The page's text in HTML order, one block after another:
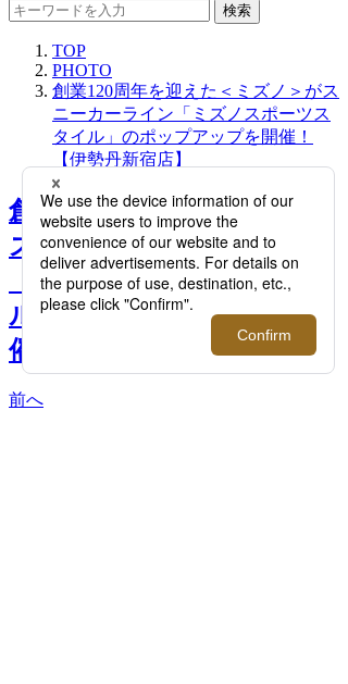
検索
TOP
PHOTO
創業120周年を迎えた＜ミズノ＞がス
ニーカーライン「ミズノスポーツス
タイル」のポップアップを開催！
【伊勢丹新宿店】
創業120周年を迎えた＜ミ
ズノ＞がスニーカーライン
「ミズノスポーツスタイ
ル」のポップアップを開
催！【伊勢丹新宿店】 >>
前へ